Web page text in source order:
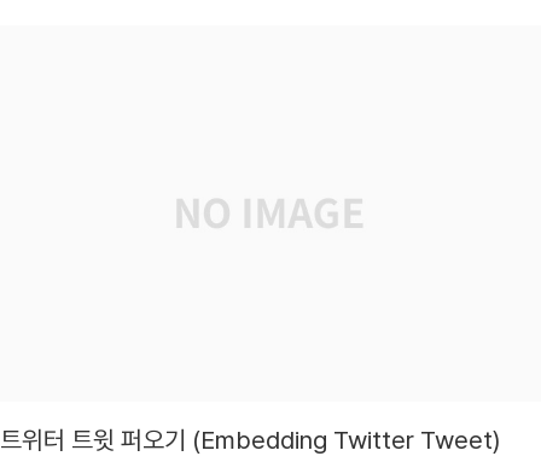
트위터 트윗 퍼오기 (Embedding Twitter Tweet)